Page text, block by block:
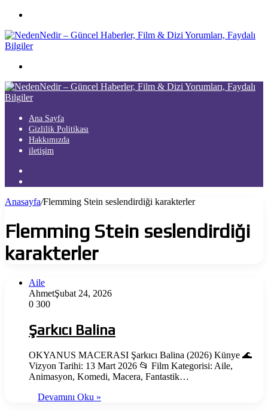
...
Ana Sayfa
Gizlilik Politikası
Hakkımızda
iletişim
...
Anasayfa/Flemming Stein seslendirdiği karakterler
Flemming Stein seslendirdiği
karakterler
Aile
AhmetŞubat 24, 2026
0 300
Şarkıcı Balina
OKYANUS MACERASI Şarkıcı Balina (2026) Künye 🌊
Vizyon Tarihi: 13 Mart 2026 📂 Film Kategorisi: Aile,
Animasyon, Komedi, Macera, Fantastik…
Devamını Oku »